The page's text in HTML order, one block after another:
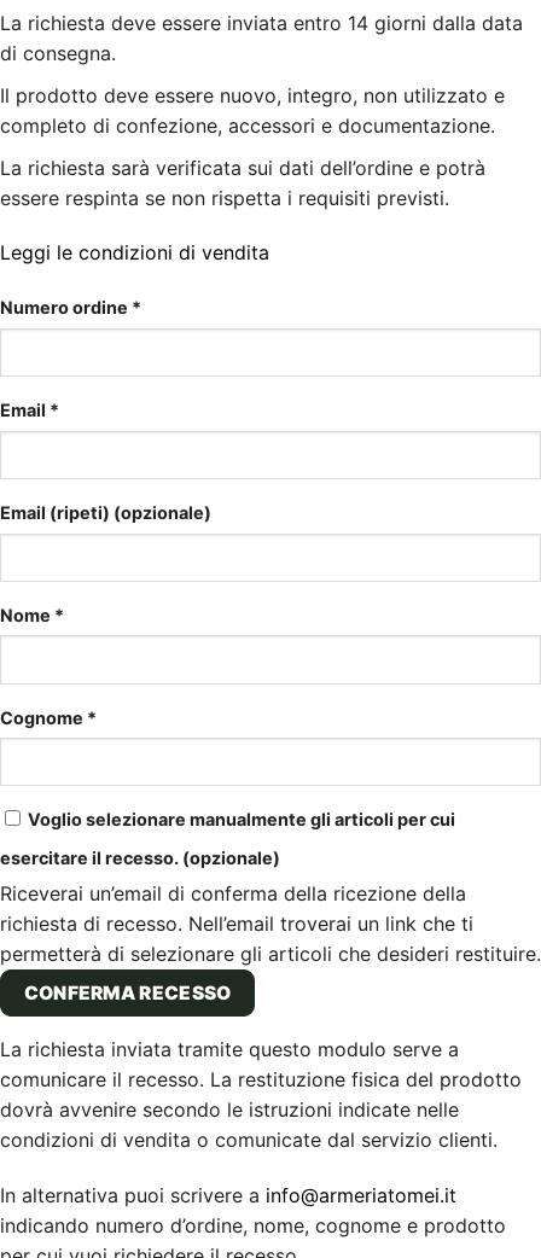
La richiesta deve essere inviata entro 14 giorni dalla data
di consegna.
Il prodotto deve essere nuovo, integro, non utilizzato e
completo di confezione, accessori e documentazione.
La richiesta sarà verificata sui dati dell’ordine e potrà
essere respinta se non rispetta i requisiti previsti.
Leggi le condizioni di vendita
Numero ordine *
Email *
Email (ripeti) (opzionale)
Nome *
Cognome *
Voglio selezionare manualmente gli articoli per cui
esercitare il recesso. (opzionale)
Riceverai un’email di conferma della ricezione della
richiesta di recesso. Nell’email troverai un link che ti
permetterà di selezionare gli articoli che desideri restituire.
CONFERMA RECESSO
La richiesta inviata tramite questo modulo serve a
comunicare il recesso. La restituzione fisica del prodotto
dovrà avvenire secondo le istruzioni indicate nelle
condizioni di vendita o comunicate dal servizio clienti.
In alternativa puoi scrivere a info@armeriatomei.it
indicando numero d’ordine, nome, cognome e prodotto